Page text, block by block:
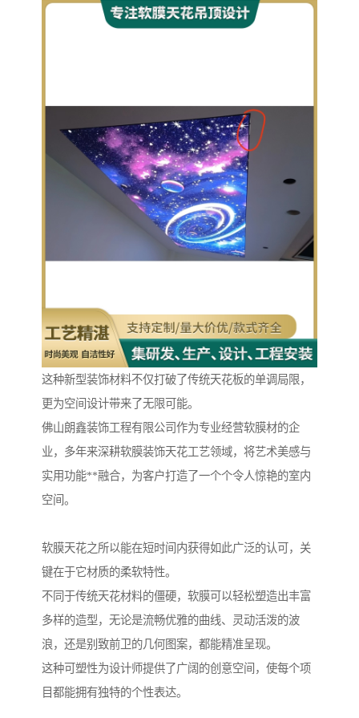
这种新型装饰材料不仅打破了传统天花板的单调局限，
更为空间设计带来了无限可能。
佛山朗鑫装饰工程有限公司作为专业经营软膜材的企
业，多年来深耕软膜装饰天花工艺领域，将艺术美感与
实用功能**融合，为客户打造了一个个令人惊艳的室内
空间。
软膜天花之所以能在短时间内获得如此广泛的认可，关
键在于它材质的柔软特性。
不同于传统天花材料的僵硬，软膜可以轻松塑造出丰富
多样的造型，无论是流畅优雅的曲线、灵动活泼的波
浪，还是别致前卫的几何图案，都能精准呈现。
这种可塑性为设计师提供了广阔的创意空间，使每个项
目都能拥有独特的个性表达。